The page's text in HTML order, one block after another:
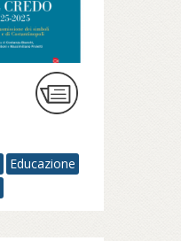
Educazione